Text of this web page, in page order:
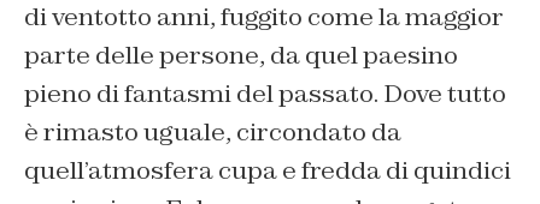
di ventotto anni, fuggito come la maggior
parte delle persone, da quel paesino
pieno di fantasmi del passato. Dove tutto
è rimasto uguale, circondato da
quell’atmosfera cupa e fredda di quindici